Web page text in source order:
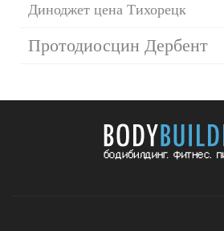
Диноджет цена Тихорецк
Протодиосцин Дербент